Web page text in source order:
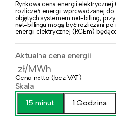
Rynkowa cena energii
rozliczeń energii wprowadzanej
objętych systemem net-billing,
net-billingu mogą być rozliczani po
energii elektrycznej (RCEm)
Aktualna cena energii
zł/MWh
Cena netto (bez VAT)
Skala
15 minut
1 Godzina